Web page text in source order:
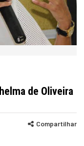
de Oliveira
Compartilhar